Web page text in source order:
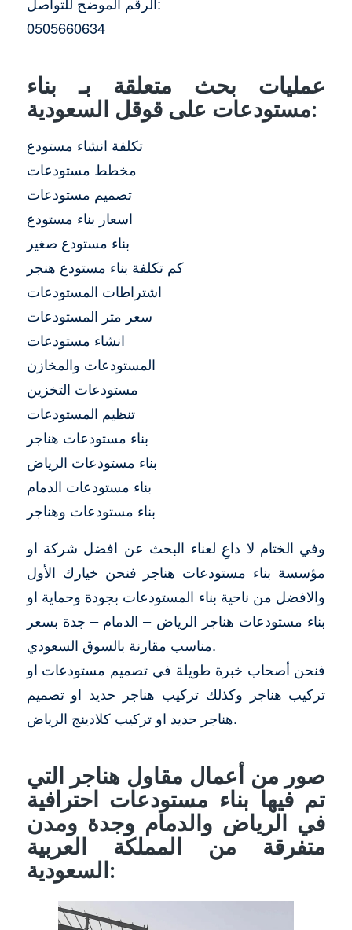
0505660634
عمليات بحث متعلقة بـ بناء
مستودعات على قوقل السعودية:
تكلفة انشاء مستودع
مخطط مستودعات
تصميم مستودعات
اسعار بناء مستودع
بناء مستودع صغير
كم تكلفة بناء مستودع هنجر
اشتراطات المستودعات
سعر متر المستودعات
انشاء مستودعات
المستودعات والمخازن
مستودعات التخزين
تنظيم المستودعات
بناء مستودعات هناجر
بناء مستودعات الرياض
بناء مستودعات الدمام
بناء مستودعات وهناجر
وفي الختام لا داعِ لعناء البحث عن افضل شركة او
مؤسسة بناء مستودعات هناجر فنحن خيارك الأول
والافضل من ناحية بناء المستودعات بجودة وحماية او
بناء مستودعات هناجر الرياض – الدمام – جدة بسعر
مناسب مقارنة بالسوق السعودي.
فنحن أصحاب خبرة طويلة في تصميم مستودعات او
تركيب هناجر وكذلك تركيب هناجر حديد او تصميم
هناجر حديد او تركيب كلادينج الرياض.
صور من أعمال مقاول هناجر التي
تم فيها بناء مستودعات احترافية
في الرياض والدمام وجدة ومدن
متفرقة من المملكة العربية
السعودية: